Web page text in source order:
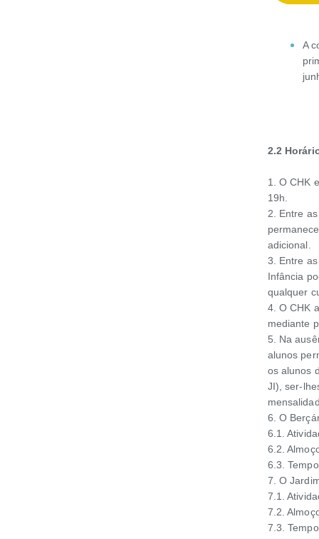
A
2.2
1. O CHK
19h.
2. Entre
adicional.
3. Entre
Infância
qualquer
4. O CHK
mediante
5. Na
alunos
os alunos
JI), ser-
6. O
6.1.
6.2.
6.3.
7. O
7.1.
7.2.
7.3.